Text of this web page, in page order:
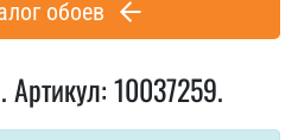
обоев
10037259.